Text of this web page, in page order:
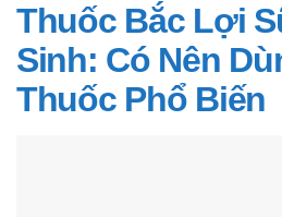
Thuốc Bắc Lợi
Sinh: Có Nên
Thuốc Phổ Biến